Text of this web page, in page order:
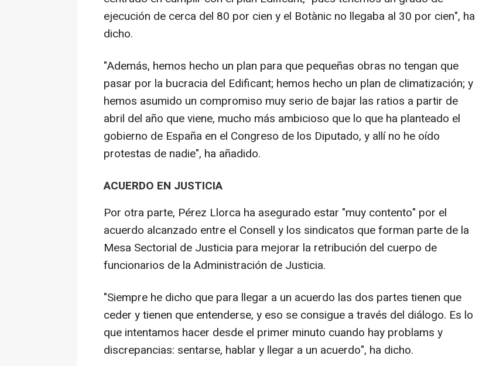
ejecución de cerca del 80 por cien y el Botànic no llegaba al 30 por cien", ha
dicho.
"Además, hemos hecho un plan para que pequeñas obras no tengan que
pasar por la bucracia del Edificant; hemos hecho un plan de climatización; y
hemos asumido un compromiso muy serio de bajar las ratios a partir de
abril del año que viene, mucho más ambicioso que lo que ha planteado el
gobierno de España en el Congreso de los Diputado, y allí no he oído
protestas de nadie", ha añadido.
ACUERDO EN JUSTICIA
Por otra parte, Pérez Llorca ha asegurado estar "muy contento" por el
acuerdo alcanzado entre el Consell y los sindicatos que forman parte de la
Mesa Sectorial de Justicia para mejorar la retribución del cuerpo de
funcionarios de la Administración de Justicia.
"Siempre he dicho que para llegar a un acuerdo las dos partes tienen que
ceder y tienen que entenderse, y eso se consigue a través del diálogo. Es lo
que intentamos hacer desde el primer minuto cuando hay problams y
discrepancias: sentarse, hablar y llegar a un acuerdo", ha dicho.